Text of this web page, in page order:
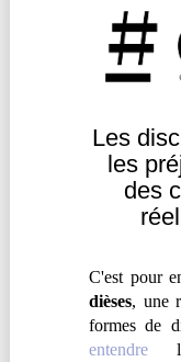
Les
les
des
C'est pour
dièses, une
formes de
entendre
prise dans les
d’embrassade,
soir, j’ai des
Comprendre|